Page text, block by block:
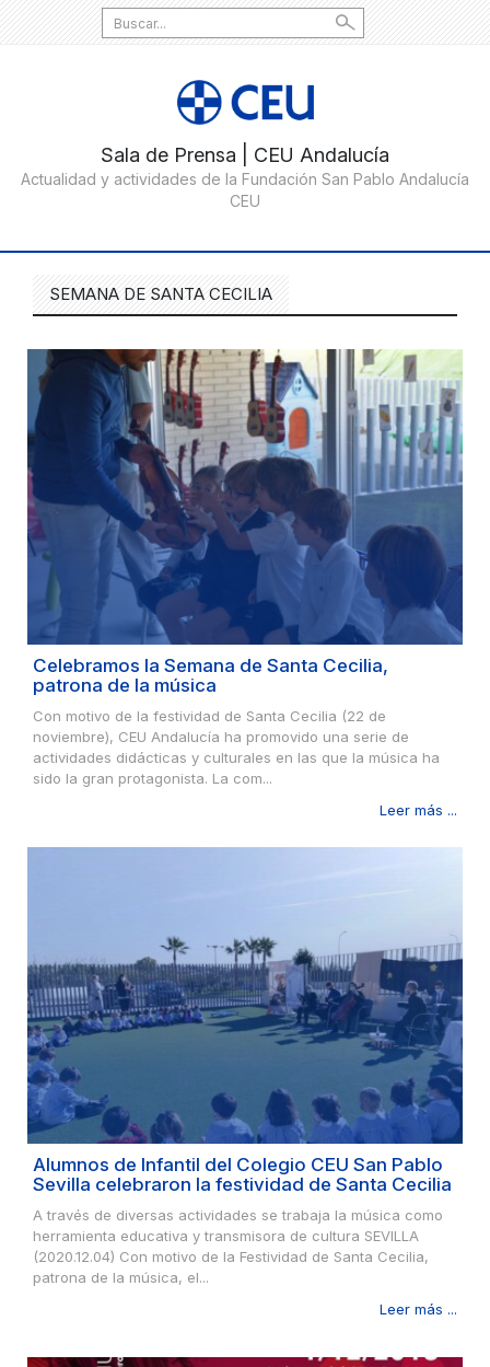
Search
for:
SEMANA DE SANTA CECILIA
Celebramos la Semana de Santa Cecilia,
patrona de la música
Con motivo de la festividad de Santa Cecilia (22 de
noviembre), CEU Andalucía ha promovido una serie de
actividades didácticas y culturales en las que la música ha
sido la gran protagonista. La com...
Leer más ...
Alumnos de Infantil del Colegio CEU San Pablo
Sevilla celebraron la festividad de Santa Cecilia
A través de diversas actividades se trabaja la música como
herramienta educativa y transmisora de cultura SEVILLA
(2020.12.04) Con motivo de la Festividad de Santa Cecilia,
patrona de la música, el...
Leer más ...